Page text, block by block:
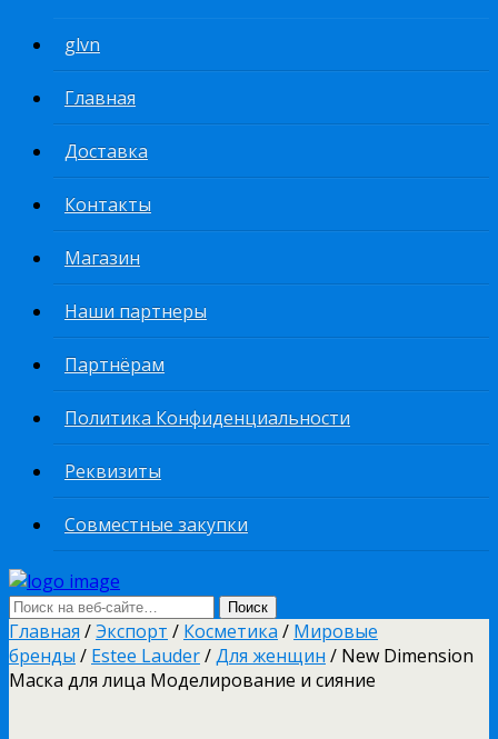
glvn
Главная
Доставка
Контакты
Магазин
Наши партнеры
Партнёрам
Политика Конфиденциальности
Реквизиты
Совместные закупки
Главная /Экспорт / Косметика / Мировые
бренды / Estee Lauder/Для женщин / New Dimension
Маска для лица Моделирование и сияние